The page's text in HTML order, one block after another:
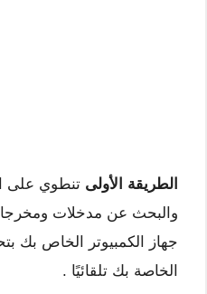
الطريقة الأولى تنطوي على
والبحث عن مدخلات
جهاز الكمبيوتر الخاص بك
الخاصة بك تلقائيًا .